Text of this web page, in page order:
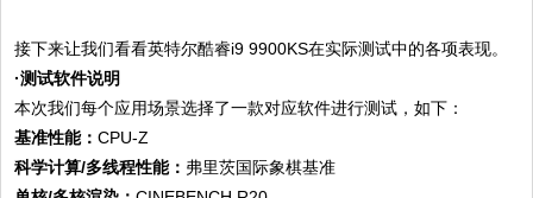
接下来让我们看看英特尔酷睿i9 9900KS在实际测试中的各项表现。
·测试软件说明
本次我们每个应用场景选择了一款对应软件进行测试，如下：
基准性能：CPU-Z
科学计算/多线程性能： 弗里茨国际象棋基准